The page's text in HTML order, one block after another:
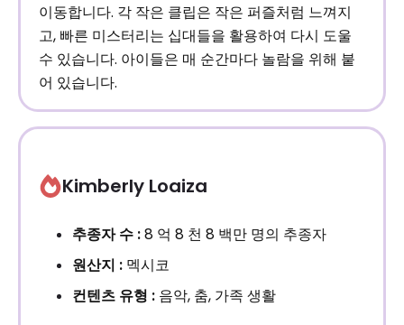
이동합니다. 각 작은 클립은 작은 퍼즐처럼 느껴지
고, 빠른 미스터리는 십대들을 활용하여 다시 도울
수 있습니다. 아이들은 매 순간마다 놀람을 위해 붙
어 있습니다.
Kimberly Loaiza
추종자 수 :8 억 8 천 8 백만 명의 추종자
원산지 : 멕시코
컨텐츠 유형 : 음악, 춤, 가족 생활